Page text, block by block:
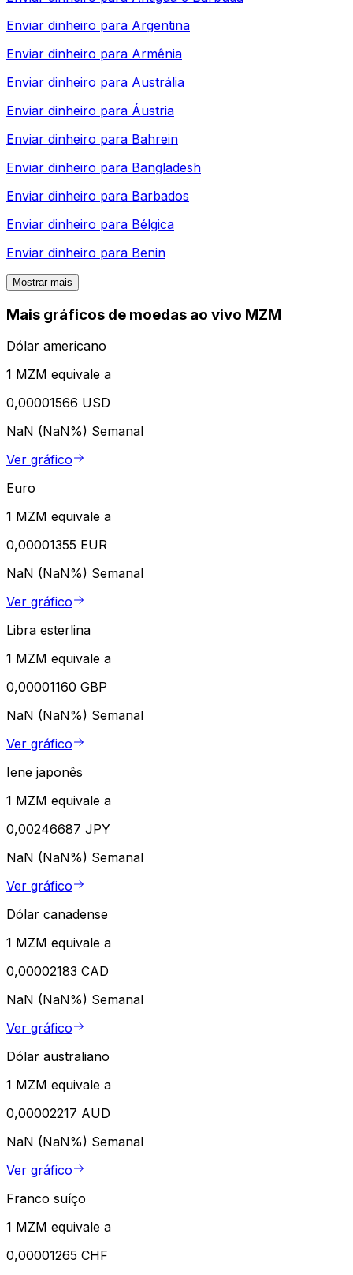
Enviar dinheiro para Argentina
Enviar dinheiro para Armênia
Enviar dinheiro para Austrália
Enviar dinheiro para Áustria
Enviar dinheiro para Bahrein
Enviar dinheiro para Bangladesh
Enviar dinheiro para Barbados
Enviar dinheiro para Bélgica
Enviar dinheiro para Benin
Mostrar mais
Mais gráficos de moedas ao vivo MZM
Dólar americano
1 MZM equivale a
0,00001566 USD
NaN (NaN%) Semanal
Ver gráfico
Euro
1 MZM equivale a
0,00001355 EUR
NaN (NaN%) Semanal
Ver gráfico
Libra esterlina
1 MZM equivale a
0,00001160 GBP
NaN (NaN%) Semanal
Ver gráfico
Iene japonês
1 MZM equivale a
0,00246687 JPY
NaN (NaN%) Semanal
Ver gráfico
Dólar canadense
1 MZM equivale a
0,00002183 CAD
NaN (NaN%) Semanal
Ver gráfico
Dólar australiano
1 MZM equivale a
0,00002217 AUD
NaN (NaN%) Semanal
Ver gráfico
Franco suíço
1 MZM equivale a
0,00001265 CHF